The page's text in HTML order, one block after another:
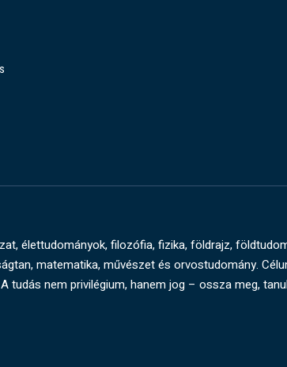
élettudományok, filozófia, fizika, földrajz,
matematika, művészet és orvostudomány.
nem privilégium, hanem jog – ossza meg,